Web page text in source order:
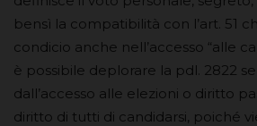
bensì la compatibilità con l’art. 51
condicio anche nell’accesso “alle
è possibile deplorare la pdl. 2822
dall’accesso alle elezioni o diritto
diritto di tutti di candidarsi, poiché